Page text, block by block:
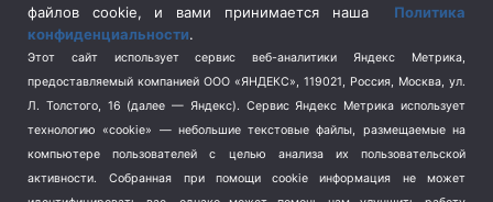
Спецоперация на Украине
(404)
Спорт (740)
Терроризм (1)
Транспорт (262)
Туризм (178)
файлов cookie, и вами принимается наша Политика
конфиденциальности.
Этот сайт использует сервис веб-аналитики Яндекс Метрика,
предоставляемый компанией ООО «ЯНДЕКС», 119021, Россия, Москва, ул.
Л. Толстого, 16 (далее — Яндекс). Сервис Яндекс Метрика использует
технологию «cookie» — небольшие текстовые файлы, размещаемые на
компьютере пользователей с целью анализа их пользовательской
активности.
Собранная при помощи cookie информация не может